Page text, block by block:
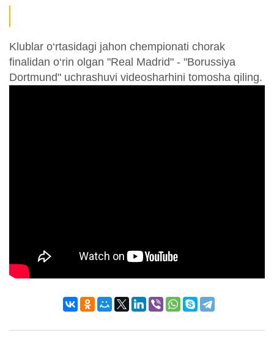
Klublar o‘rtasidagi jahon chempionati chorak
finalidan o‘rin olgan "Real Madrid" - "Borussiya
Dortmund" uchrashuvi videosharhini tomosha qiling.